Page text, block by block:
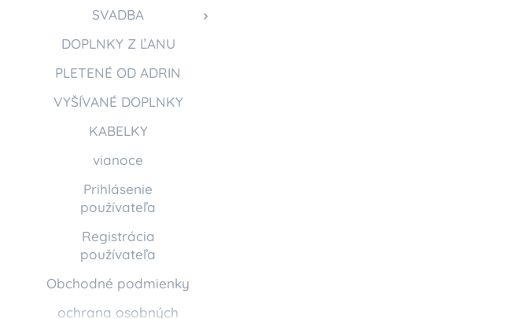
SVADBA
DOPLNKY Z ĽANU
PLETENÉ OD ADRIN
VYŠÍVANÉ DOPLNKY
KABELKY
vianoce
Prihlásenie
používateľa
Registrácia
používateľa
Obchodné podmienky
ochrana osobných